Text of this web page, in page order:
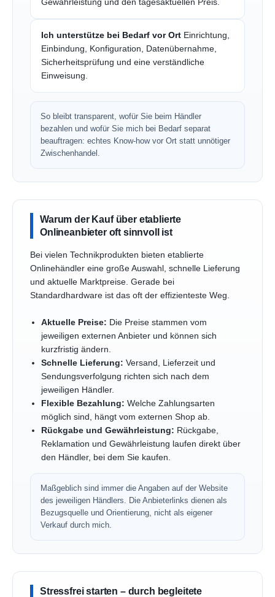
Gewährleistung und den tagesaktuellen Preis.
Ich unterstütze bei Bedarf vor Ort Einrichtung,
Einbindung, Konfiguration, Datenübernahme,
Sicherheitsprüfung und eine verständliche
Einweisung.
So bleibt transparent, wofür Sie beim Händler
bezahlen und wofür Sie mich bei Bedarf separat
beauftragen: echtes Know-how vor Ort statt unnötiger
Zwischenhandel.
Warum der Kauf über etablierte
Onlineanbieter oft sinnvoll ist
Bei vielen Technikprodukten bieten etablierte
Onlinehändler eine große Auswahl, schnelle Lieferung
und aktuelle Marktpreise. Gerade bei
Standardhardware ist das oft der effizienteste Weg.
Aktuelle Preise: Die Preise stammen vom
jeweiligen externen Anbieter und können sich
kurzfristig ändern.
Schnelle Lieferung: Versand, Lieferzeit und
Sendungsverfolgung richten sich nach dem
jeweiligen Händler.
Flexible Bezahlung: Welche Zahlungsarten
möglich sind, hängt vom externen Shop ab.
Rückgabe und Gewährleistung: Rückgabe,
Reklamation und Gewährleistung laufen direkt über
den Händler, bei dem Sie kaufen.
Maßgeblich sind immer die Angaben auf der Website
des jeweiligen Händlers. Die Anbieterlinks dienen als
Bezugsquelle und Orientierung, nicht als eigener
Verkauf durch mich.
Stressfrei starten – durch begleitete